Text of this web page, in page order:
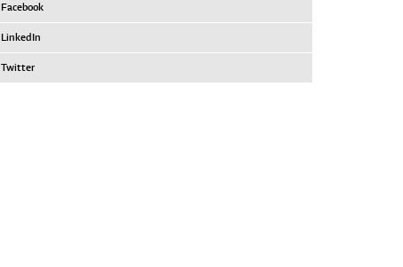
Facebook
LinkedIn
Twitter